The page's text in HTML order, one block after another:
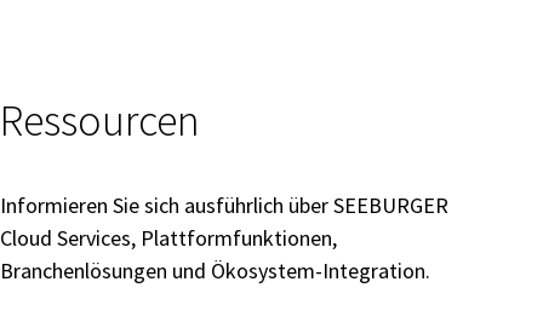
Ressourcen
Informieren Sie sich ausführlich über SEEBURGER
Cloud Services, Plattformfunktionen,
Branchenlösungen und Ökosystem-Integration.